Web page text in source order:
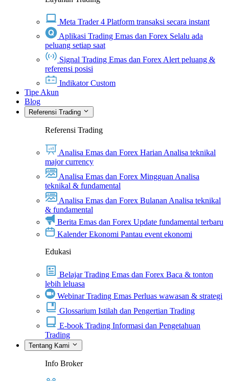
Meta Trader 4 Platform transaksi secara instant
Aplikasi Trading Emas dan Forex Selalu ada
peluang setiap saat
Signal Trading Emas dan Forex Alert peluang &
referensi posisi
Indikator Custom
Tipe Akun
Blog
Referensi Trading
Referensi Trading
Analisa Emas dan Forex Harian Analisa teknikal
major currency
Analisa Emas dan Forex Mingguan Analisa
teknikal & fundamental
Analisa Emas dan Forex Bulanan Analisa teknikal
& fundamental
Berita Emas dan Forex Update fundamental terbaru
Kalender Ekonomi Pantau event ekonomi
Edukasi
Belajar Trading Emas dan Forex Baca & tonton
lebih leluasa
Webinar Trading Emas Perluas wawasan & strategi
Glossarium Istilah dan Pengertian Trading
E-book Trading Informasi dan Pengetahuan
Trading
Tentang Kami
Info Broker